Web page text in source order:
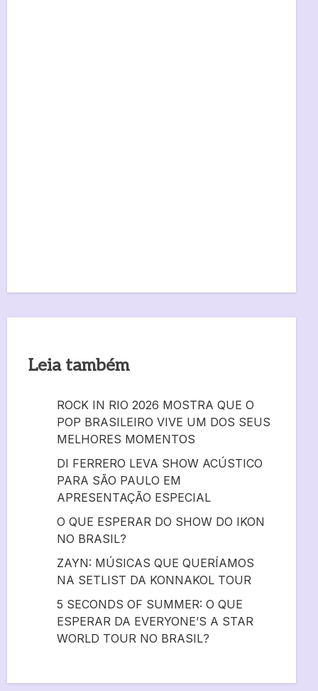
Leia também
ROCK IN RIO 2026 MOSTRA QUE O
POP BRASILEIRO VIVE UM DOS SEUS
MELHORES MOMENTOS
DI FERRERO LEVA SHOW ACÚSTICO
PARA SÃO PAULO EM
APRESENTAÇÃO ESPECIAL
O QUE ESPERAR DO SHOW DO IKON
NO BRASIL?
ZAYN: MÚSICAS QUE QUERÍAMOS
NA SETLIST DA KONNAKOL TOUR
5 SECONDS OF SUMMER: O QUE
ESPERAR DA EVERYONE’S A STAR
WORLD TOUR NO BRASIL?